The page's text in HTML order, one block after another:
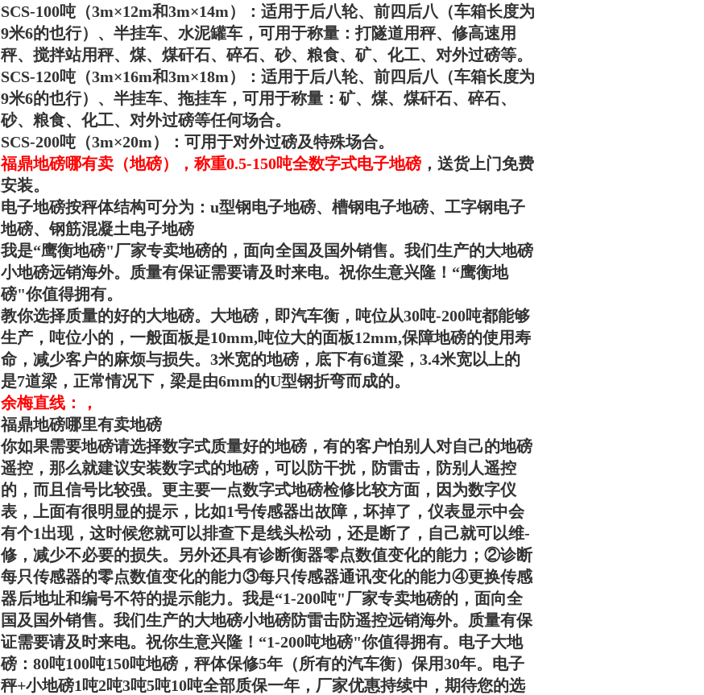
SCS-100吨（3m×12m和3m×14m）：适用于后八轮、前四后八（车箱长度为
9米6的也行）、半挂车、水泥罐车，可用于称量：打隧道用秤、修高速用
秤、搅拌站用秤、煤、煤矸石、碎石、砂、粮食、矿、化工、对外过磅等。
SCS-120吨（3m×16m和3m×18m）：适用于后八轮、前四后八（车箱长度为
9米6的也行）、半挂车、拖挂车，可用于称量：矿、煤、煤矸石、碎石、
砂、粮食、化工、对外过磅等任何场合。
SCS-200吨（3m×20m）：可用于对外过磅及特殊场合。
福鼎地磅哪有卖（地磅）
，称重0.5-150吨全数字式电子地磅 ， 送货上门免费
安装。
电子地磅按秤体结构可分为：u型钢电子地磅、槽钢电子地磅、工字钢电子
地磅、钢筋混凝土电子地磅
我是“鹰衡地磅"厂家专卖地磅的，面向全国及国外销售。我们生产的大地磅
小地磅远销海外。质量有保证需要请及时来电。祝你生意兴隆！“鹰衡地
磅"你值得拥有。
教你选择质量的好的大地磅。大地磅，即汽车衡，吨位从30吨-200吨都能够
生产，吨位小的，一般面板是10mm,吨位大的面板12mm,保障地磅的使用寿
命，减少客户的麻烦与损失。3米宽的地磅，底下有6道梁，3.4米宽以上的
是7道梁，正常情况下，梁是由6mm的U型钢折弯而成的。
余梅直线：，
福鼎地磅哪里有卖地磅
你如果需要地磅请选择数字式质量好的地磅，有的客户怕别人对自己的地磅
遥控，那么就建议安装数字式的地磅，可以防干扰，防雷击，防别人遥控
的，而且信号比较强。更主要一点数字式地磅检修比较方面，因为数字仪
表，上面有很明显的提示，比如1号传感器出故障，坏掉了，仪表显示中会
有个1出现，这时候您就可以排查下是线头松动，还是断了，自己就可以维-
修，减少不必要的损失。另外还具有诊断衡器零点数值变化的能力；②诊断
每只传感器的零点数值变化的能力③每只传感器通讯变化的能力④更换传感
器后地址和编号不符的提示能力。我是“1-200吨"厂家专卖地磅的，面向全
国及国外销售。我们生产的大地磅小地磅防雷击防遥控远销海外。质量有保
证需要请及时来电。祝你生意兴隆！“1-200吨地磅"你值得拥有。电子大地
磅：80吨100吨150吨地磅，秤体保修5年（所有的汽车衡）保用30年。电子
秤+小地磅1吨2吨3吨5吨10吨全部质保一年，厂家优惠持续中，期待您的选